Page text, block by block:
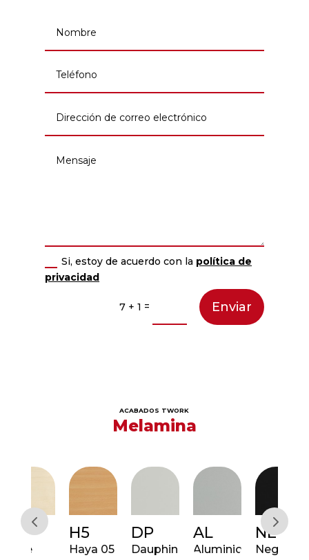
Si, estoy de acuerdo con la política de
privacidad
7 + 1 = Enviar
ACABADOS TWORK
Melamina
H5
Haya 05 Dauphin Aluminio Negro
R6